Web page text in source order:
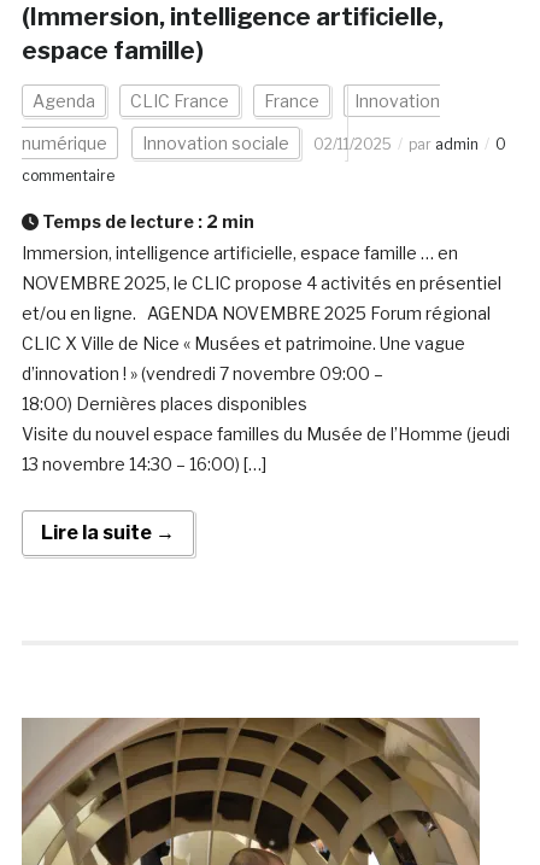
(Immersion, intelligence artificielle,
espace famille)
Agenda CLIC France France Innovation
numérique Innovation sociale 02/11/2025 par admin
0
commentaire
Temps de lecture : 2 min
Immersion, intelligence artificielle, espace famille … en
NOVEMBRE 2025, le CLIC propose 4 activités en présentiel
et/ou en ligne. AGENDA NOVEMBRE 2025 Forum régional
CLIC X Ville de Nice « Musées et patrimoine. Une vague
d’innovation ! » (vendredi 7 novembre 09:00 –
18:00) Dernières places disponibles
Visite du nouvel espace familles du Musée de l’Homme (jeudi
13 novembre 14:30 – 16:00) […]
Lire la suite →